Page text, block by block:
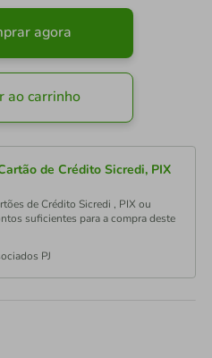
agora
ao carrinho
de Crédito Sicredi, PIX
de Crédito Sicredi , PIX ou
suficientes para a compra deste
PJ